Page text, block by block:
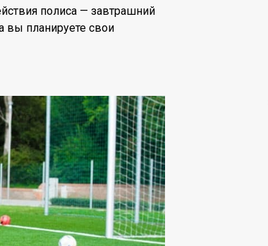
полиса — завтрашний
вы планируете свои